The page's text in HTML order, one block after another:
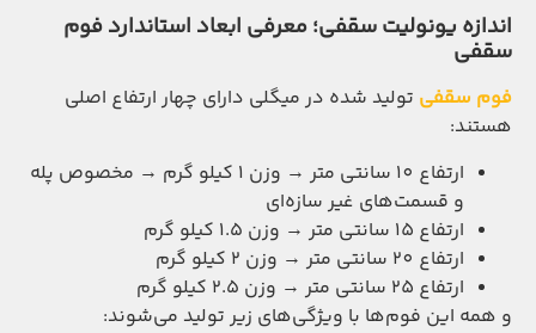
اندازه یونولیت سقفی؛ معرفی ابعاد استاندارد فوم
سقفی
فوم سقفی تولید شده در میگلی دارای چهار ارتفاع اصلی
هستند:
ارتفاع 10 سانتی متر → وزن ۱ کیلو گرم → مخصوص پله
و قسمت‌های غیر سازه‌ای
ارتفاع 15 سانتی متر → وزن ۱.۵ کیلو گرم
ارتفاع 20 سانتی متر → وزن ۲ کیلو گرم
ارتفاع 25 سانتی متر → وزن ۲.۵ کیلو گرم
و همه این فوم‌ها با ویژگی‌های زیر تولید می‌شوند: